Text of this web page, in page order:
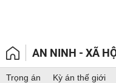
AN NINH - XÃ
Trọng án Kỳ án thế giới